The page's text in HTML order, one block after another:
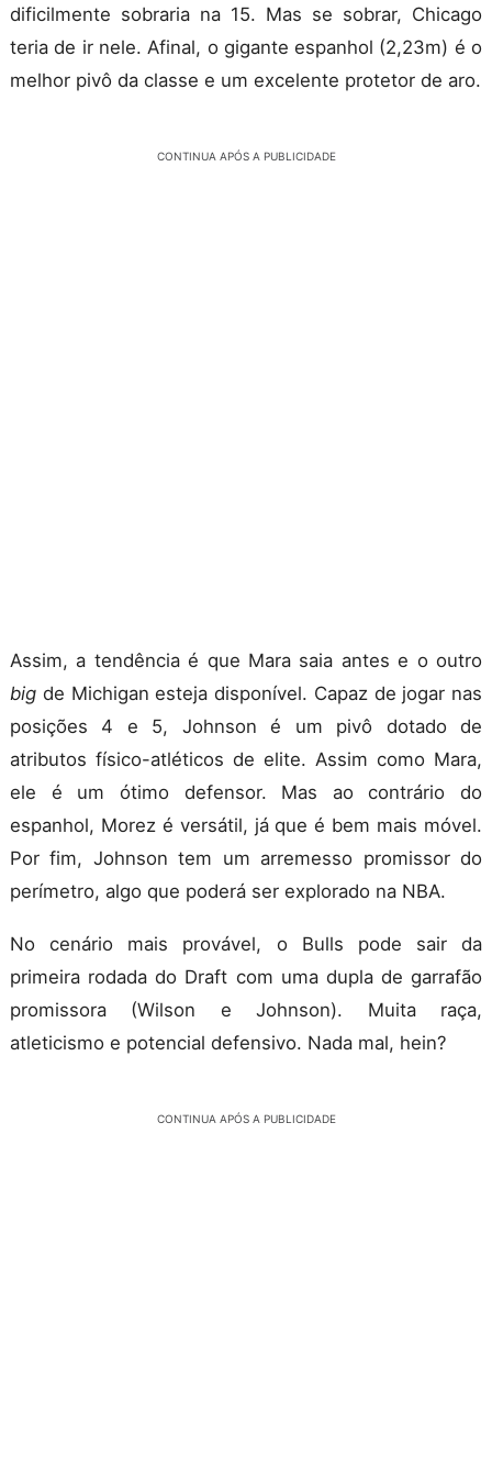
dificilmente sobraria na 15. Mas se sobrar, Chicago
teria de ir nele. Afinal, o gigante espanhol (2,23m) é o
melhor pivô da classe e um excelente protetor de aro.
CONTINUA APÓS A PUBLICIDADE
Assim, a tendência é que Mara saia antes e o outro
big de Michigan esteja disponível. Capaz de jogar nas
posições 4 e 5, Johnson é um pivô dotado de
atributos físico-atléticos de elite. Assim como Mara,
ele é um ótimo defensor. Mas ao contrário do
espanhol, Morez é versátil, já que é bem mais móvel.
Por fim, Johnson tem um arremesso promissor do
perímetro, algo que poderá ser explorado na NBA.
No cenário mais provável, o Bulls pode sair da
primeira rodada do Draft com uma dupla de garrafão
promissora (Wilson e Johnson). Muita raça,
atleticismo e potencial defensivo. Nada mal, hein?
CONTINUA APÓS A PUBLICIDADE